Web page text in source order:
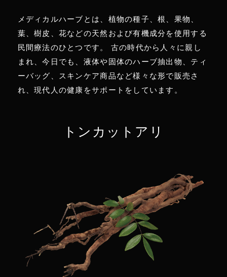
メディカルハーブとは、植物の種子、根、果物、
葉、樹皮、花などの天然および有機成分を使用する
民間療法のひとつです。 古の時代から人々に親し
まれ、今日でも、液体や固体のハーブ抽出物、ティ
ーバッグ、スキンケア商品など様々な形で販売さ
れ、現代人の健康をサポートをしています。
トンカットアリ